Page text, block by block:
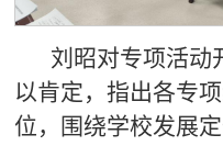
刘昭对专项活动
以肯定，指出各专
位，围绕学校发展